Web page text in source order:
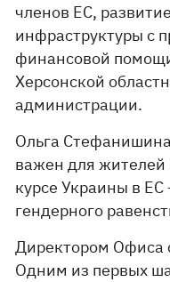
членов ЕС,
инфраструктуры с
финансовой
Херсонской
администрации.
Ольга
важен для жителей
курсе Украины в
гендерного
Директором Офиса
Одним из первых